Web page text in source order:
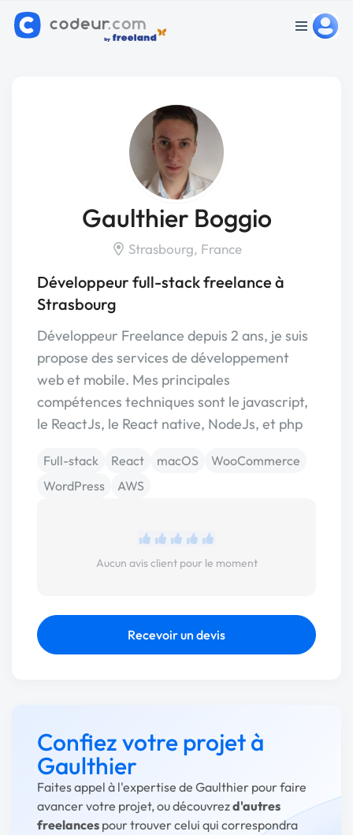
Gaulthier Boggio
Strasbourg, France
Développeur full-stack freelance à
Strasbourg
Développeur Freelance depuis 2 ans, je suis
propose des services de développement
web et mobile. Mes principales
compétences techniques sont le javascript,
le ReactJs, le React native, NodeJs, et php
Full-stack React macOS
WooCommerce
WordPress
AWS
Aucun avis client pour le moment
Recevoir un devis
Confiez votre projet à
Gaulthier
Faites appel à l'expertise de Gaulthier pour faire
avancer votre projet, ou découvrezd'autres
freelances pour trouver celui qui correspondra